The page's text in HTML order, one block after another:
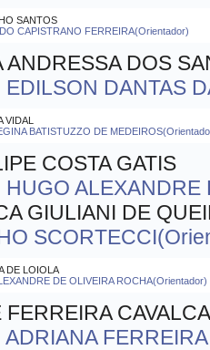
SANTOS
CAPISTRANO FERREIRA(Orientador)
ANDRESSA DOS
EDILSON DANTAS
VIDAL
BATISTUZZO DE
COSTA GATIS
HUGO
GIULIANI DE
DE LOIOLA
DE OLIVEIRA ROCHA(Orientador)
FERREIRA
ADRIANA